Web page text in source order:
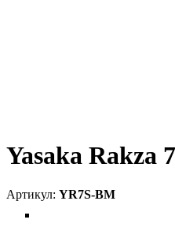
Yasaka Rakza
YR7S-BM